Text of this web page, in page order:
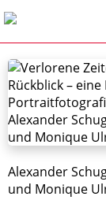
Alexander
und Monique